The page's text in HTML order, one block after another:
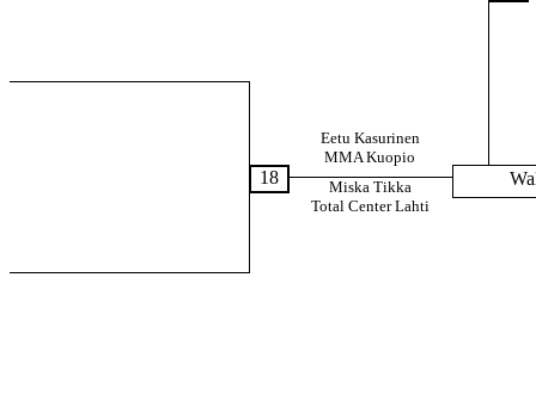
18
Eetu Kasurinen
MMA Kuopio
Miska Tikka
Total Center Lahti